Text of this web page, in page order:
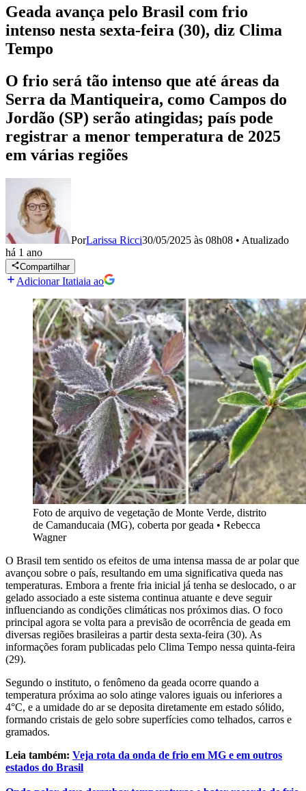
Geada avança pelo Brasil com frio
intenso nesta sexta-feira (30), diz Clima
Tempo
O frio será tão intenso que até áreas da
Serra da Mantiqueira, como Campos do
Jordão (SP) serão atingidas; país pode
registrar a menor temperatura de 2025
em várias regiões
PorLarissa Ricci30/05/2025 às 08h08 • Atualizado
há 1 ano
Compartilhar
Adicionar Itatiaia ao
Foto de arquivo de vegetação de Monte Verde, distrito
de Camanducaia (MG), coberta por geada • Rebecca
Wagner
O Brasil tem sentido os efeitos de uma intensa massa de ar polar que
avançou sobre o país, resultando em uma significativa queda nas
temperaturas. Embora a frente fria inicial já tenha se deslocado, o ar
gelado associado a este sistema continua atuante e deve seguir
influenciando as condições climáticas nos próximos dias. O foco
principal agora se volta para a previsão de ocorrência de geada em
diversas regiões brasileiras a partir desta sexta-feira (30). As
informações foram publicadas pelo Clima Tempo nessa quinta-feira
(29).
Segundo o instituto, o fenômeno da geada ocorre quando a
temperatura próxima ao solo atinge valores iguais ou inferiores a
4°C, e a umidade do ar se deposita diretamente em estado sólido,
formando cristais de gelo sobre superfícies como telhados, carros e
gramados.
Leia também: Veja rota da onda de frio em MG e em outros
estados do Brasil